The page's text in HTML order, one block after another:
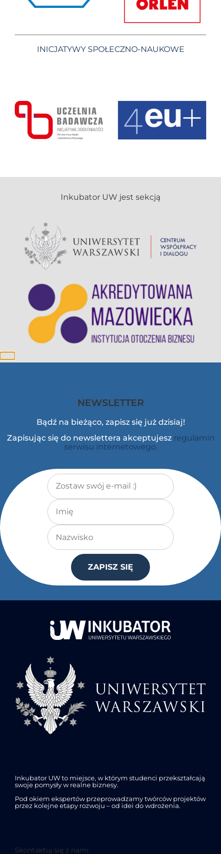
INICJATYWY SPOŁECZNO-NAUKOWE
NEWSLETTER
Bądź na bieżąco, zapisz się już dzisiaj!
Zapisując się do newslettera akceptujesz regulamin
serwisu internetowego.
Adres e-mail*
Imię
Nazwisko
ZAPISZ SIĘ
Inkubator UW to miejsce, w którym studenci przekształcają
swoje pomysły w realne biznesy.
Pod okiem ekspertów przeprowadzamy twórców projektów
przez kolejne etapy rozwoju – od idei do wdrożenia.
Skontaktuj się z nami